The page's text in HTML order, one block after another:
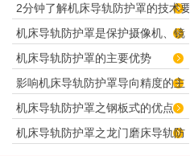
2分钟了解机床导轨防护罩的技术要
求
机床导轨防护罩是保护摄像机、镜
头正常工作的防护罩
机床导轨防护罩的主要优势
影响机床导轨防护罩导向精度的主
要因素
机床导轨防护罩之钢板式的优点
机床导轨防护罩之龙门磨床导轨防